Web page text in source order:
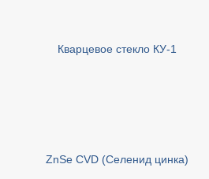
Кварцевое стекло КУ-1
ZnSe CVD (Селенид цинка)